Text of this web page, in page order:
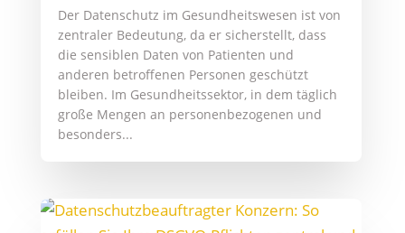
Der Datenschutz im Gesundheitswesen ist von
zentraler Bedeutung, da er sicherstellt, dass
die sensiblen Daten von Patienten und
anderen betroffenen Personen geschützt
bleiben. Im Gesundheitssektor, in dem täglich
große Mengen an personenbezogenen und
besonders...